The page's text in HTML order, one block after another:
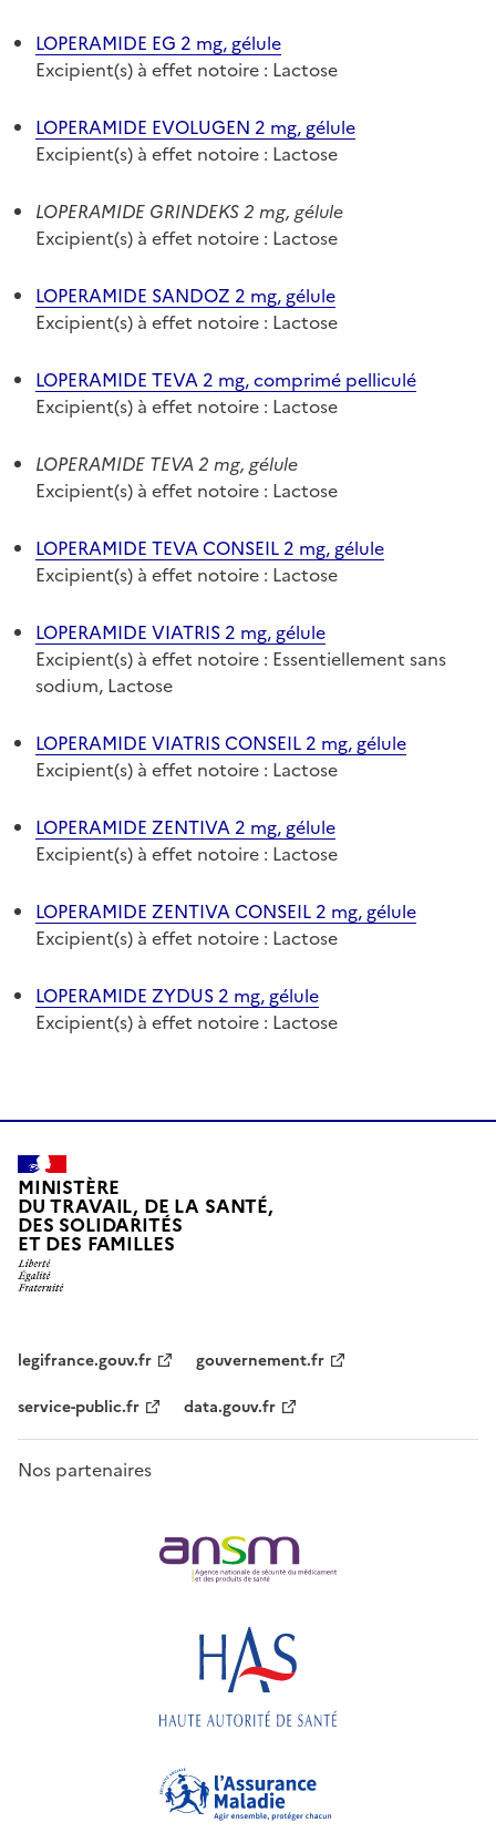
LOPERAMIDE EG 2 mg, gélule
Excipient(s) à effet notoire : Lactose
LOPERAMIDE EVOLUGEN 2 mg, gélule
Excipient(s) à effet notoire : Lactose
LOPERAMIDE GRINDEKS 2 mg, gélule
Excipient(s) à effet notoire : Lactose
LOPERAMIDE SANDOZ 2 mg, gélule
Excipient(s) à effet notoire : Lactose
LOPERAMIDE TEVA 2 mg, comprimé pelliculé
Excipient(s) à effet notoire : Lactose
LOPERAMIDE TEVA 2 mg, gélule
Excipient(s) à effet notoire : Lactose
LOPERAMIDE TEVA CONSEIL 2 mg, gélule
Excipient(s) à effet notoire : Lactose
LOPERAMIDE VIATRIS 2 mg, gélule
Excipient(s) à effet notoire : Essentiellement sans
sodium, Lactose
LOPERAMIDE VIATRIS CONSEIL 2 mg, gélule
Excipient(s) à effet notoire : Lactose
LOPERAMIDE ZENTIVA 2 mg, gélule
Excipient(s) à effet notoire : Lactose
LOPERAMIDE ZENTIVA CONSEIL 2 mg, gélule
Excipient(s) à effet notoire : Lactose
LOPERAMIDE ZYDUS 2 mg, gélule
Excipient(s) à effet notoire : Lactose
MINISTÈRE
DU TRAVAIL, DE LA SANTÉ,
DES SOLIDARITÉS
ET DES FAMILLES
legifrance.gouv.fr
gouvernement.fr
service-public.fr
data.gouv.fr
Nos partenaires